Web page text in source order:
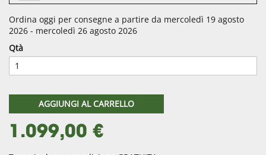
Ordina oggi per consegne a partire da mercoledì 19 agosto
2026 - mercoledì 26 agosto 2026
Qtà
AGGIUNGI AL CARRELLO
1.099,00 €